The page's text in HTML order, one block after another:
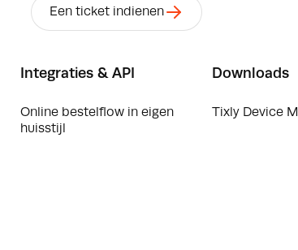
Een ticket indienen
Integraties & API
Online bestelflow in eigen
huisstijl
Downloads
Tixly Device